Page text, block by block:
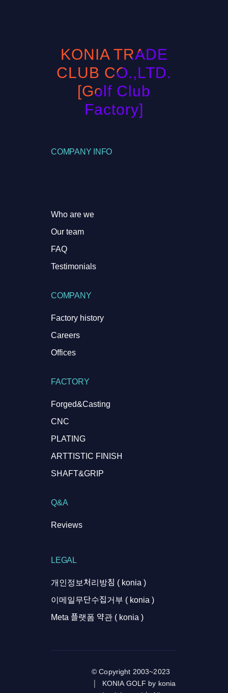
KONIA TRADE
CLUB CO.,LTD.
[Golf Club
Factory]
COMPANY INFO
Who are we
Our team
FAQ
Testimonials
COMPANY
Factory history
Careers
Offices
FACTORY
Forged&Casting
CNC
PLATING
ARTTISTIC FINISH
SHAFT&GRIP
Q&A
Reviews
LEGAL
개인정보처리방침 ( konia )
이메일무단수집거부 ( konia )
Meta 플랫폼 약관 ( konia )
© Copyright 2003~2023
| KONIA GOLF by konia